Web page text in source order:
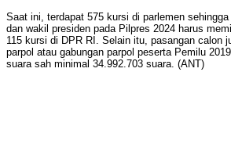
Saat ini, terdapat 575 kursi di parlemen
dan wakil presiden pada Pilpres 2024 harus
115 kursi di DPR RI. Selain itu, pasangan calon
parpol atau gabungan parpol peserta Pemilu
suara sah minimal 34.992.703 suara. (ANT)